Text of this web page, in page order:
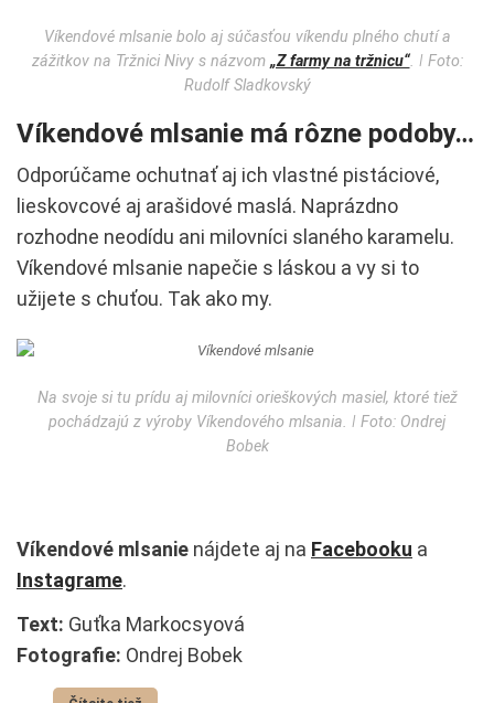
Víkendové mlsanie bolo aj súčasťou víkendu plného chutí a
zážitkov na Tržnici Nivy s názvom „Z farmy na tržnicu“. ǀ Foto:
Rudolf Sladkovský
Víkendové mlsanie má rôzne podoby…
Odporúčame ochutnať aj ich vlastné pistáciové,
lieskovcové aj arašidové maslá. Naprázdno
rozhodne neodídu ani milovníci slaného karamelu.
Víkendové mlsanie napečie s láskou a vy si to
užijete s chuťou. Tak ako my.
Na svoje si tu prídu aj milovníci orieškových masiel, ktoré tiež
pochádzajú z výroby Víkendového mlsania. ǀ Foto: Ondrej
Bobek
Víkendové mlsanie nájdete aj na Facebooku a
Instagrame.
Text: Guťka Markocsyová
Fotografie: Ondrej Bobek